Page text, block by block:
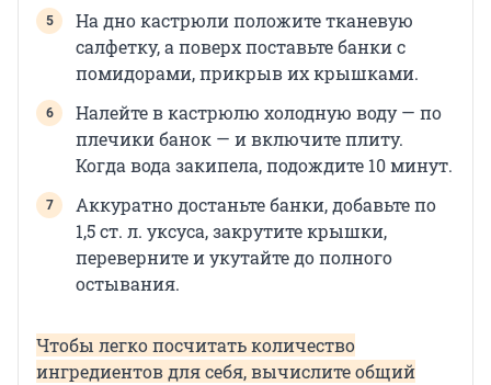
На дно кастрюли положите тканевую
салфетку, а поверх поставьте банки с
помидорами, прикрыв их крышками.
Налейте в кастрюлю холодную воду — по
плечики банок — и включите плиту.
Когда вода закипела, подождите 10 минут.
Аккуратно достаньте банки, добавьте по
1,5 ст. л. уксуса, закрутите крышки,
переверните и укутайте до полного
остывания.
Чтобы легко посчитать количество
ингредиентов для себя, вычислите общий